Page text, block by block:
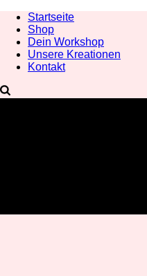
Startseite
Shop
Dein Workshop
Unsere Kreationen
Kontakt